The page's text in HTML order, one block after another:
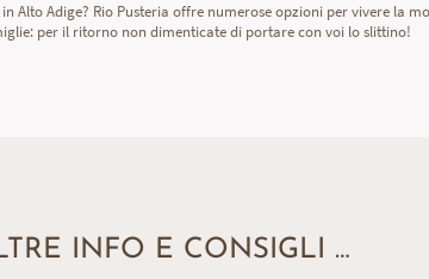
Adige? Rio Pusteria offre numerose opzioni per vivere la
per il ritorno non dimenticate di portare con voi lo slittino!
INFO E CONSIGLI …